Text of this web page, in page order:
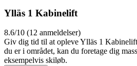
Ylläs 1 Kabinelift
8.6/10 (12 anmeldelser)
Giv dig tid til at opleve Ylläs 1
du er i området, kan du foretage dig
eksempelvis skiløb.